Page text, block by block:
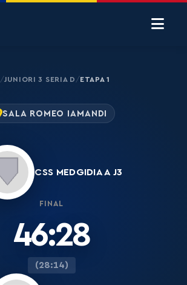
/JUNIORI 3 SERIA D /ETAPA 1
SALA ROMEO IAMANDI
CSS MEDGIDIA A J3
FINAL
46:28
(28:14)